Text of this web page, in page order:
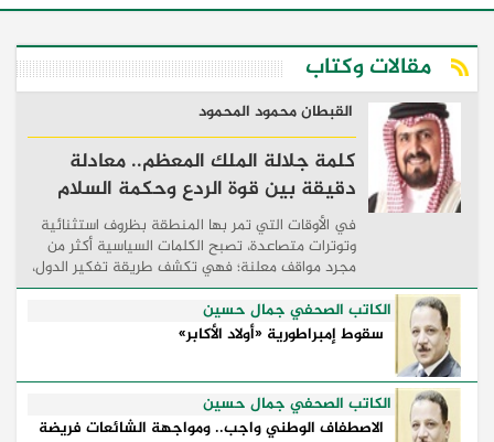
مقالات وكتاب
القبطان محمود المحمود
كلمة جلالة الملك المعظم.. معادلة
دقيقة بين قوة الردع وحكمة السلام
في الأوقات التي تمر بها المنطقة بظروف استثنائية
وتوترات متصاعدة، تصبح الكلمات السياسية أكثر من
مجرد مواقف معلنة؛ فهي تكشف طريقة تفكير الدول،
وكيفية إدارتها للأزمات، والحدود التي تفصل بين القوة
...
الكاتب الصحفي جمال حسين
سقوط إمبراطورية «أولاد الأكابر»
الكاتب الصحفي جمال حسين
الاصطفاف الوطني واجب.. ومواجهة الشائعات فريضة